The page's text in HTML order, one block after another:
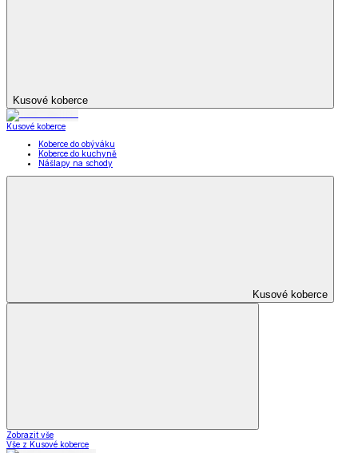
Kusové koberce
Kusové koberce
Koberce do obýváku
Koberce do kuchyně
Nášlapy na schody
Kusové koberce
Zobrazit vše
Vše z Kusové koberce